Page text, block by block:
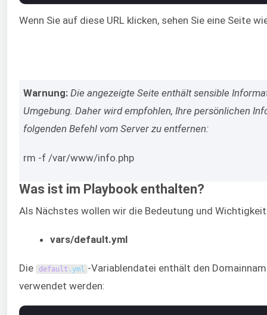
Wenn Sie auf diese URL klicken, sehen Sie eine Seite
Warnung: Die angezeigte Seite enthält sensible
Umgebung. Daher wird empfohlen, Ihre persönlichen
folgenden Befehl vom Server zu entfernen:
rm -f /var/www/info.php
Was ist im Playbook enthalten?
Als Nächstes wollen wir die Bedeutung und
vars/default.yml
Die default .yml -Variablendatei enthält den
verwendet werden: